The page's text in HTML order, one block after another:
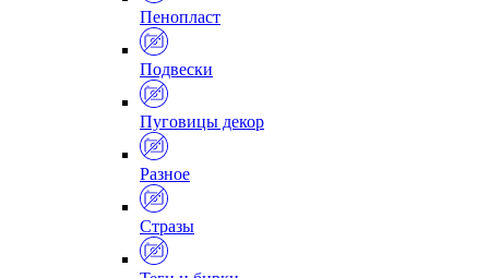
Пенопласт
Подвески
Пуговицы декор
Разное
Стразы